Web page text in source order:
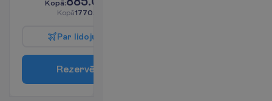
Kopā:
Kopā1770.00
Par lidoju
Rezervē